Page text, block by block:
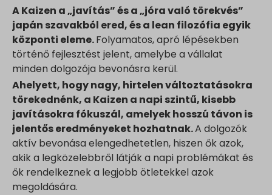
A Kaizen a „javítás” és a „jóra való törekvés”
japán szavakból ered, és a lean filozófia egyik
központi eleme.Folyamatos, apró lépésekben
történő fejlesztést jelent, amelybe a vállalat
minden dolgozója bevonásra kerül.
Ahelyett, hogy nagy, hirtelen változtatásokra
törekednénk, a Kaizen a napi szintű, kisebb
javításokra fókuszál, amelyek hosszú távon is
jelentős eredményeket hozhatnak.A dolgozók
aktív bevonása elengedhetetlen, hiszen ők azok,
akik a legközelebbről látják a napi problémákat és
ők rendelkeznek a legjobb ötletekkel azok
megoldására.
www.google.bg
www.google.bj
www.google.ch
www.google.co.id
www.google.co.il
www.google.co.in
www.google.co.jp
www.google.co.uk
www.google.com.au
www.google.com.hk
www.google.com.tr